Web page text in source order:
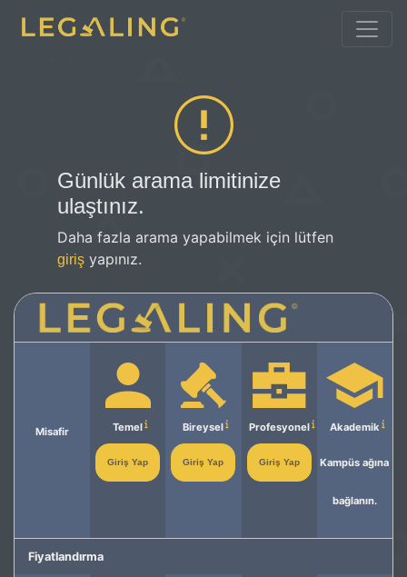
Günlük arama limitinize
ulaştınız.
Daha fazla arama yapabilmek için lütfen
giriş yapınız.
Misafir Temel
Giriş Yap
Bireysel
Giriş Yap
Profesyonel
Giriş Yap
Akademik
Kampüs ağına
bağlanın.
Fiyatlandırma